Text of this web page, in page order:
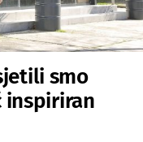
smo
inspiriran